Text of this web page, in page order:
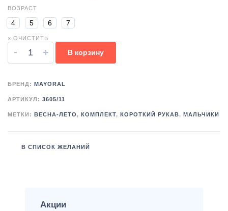
ВОЗРАСТ
4 5 6 7
× ОЧИСТИТЬ
- + В корзину
БРЕНД: MAYORAL
АРТИКУЛ: 3605/11
МЕТКИ: ВЕСНА-ЛЕТО, КОМПЛЕКТ, КОРОТКИЙ РУКАВ, МАЛЬЧИКИ
В СПИСОК ЖЕЛАНИЙ
Акции